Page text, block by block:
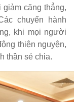
căng thẳng,
chuyến hành
khi mọi người
thiện nguyện,
thần sẻ chia.